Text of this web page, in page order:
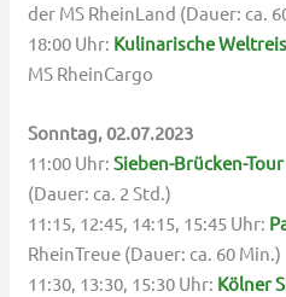
der MS RheinLand (Dauer: ca.
18:00 Uhr: Kulinarische
MS RheinCargo
Sonntag, 02.07.2023
11:00 Uhr:Sieben-Brücken-Tour
(Dauer: ca. 2 Std.)
11:15, 12:45, 14:15, 15:45 Uhr:
RheinTreue (Dauer: ca. 60 Min.)
11:30, 13:30, 15:30 Uhr: Kölner